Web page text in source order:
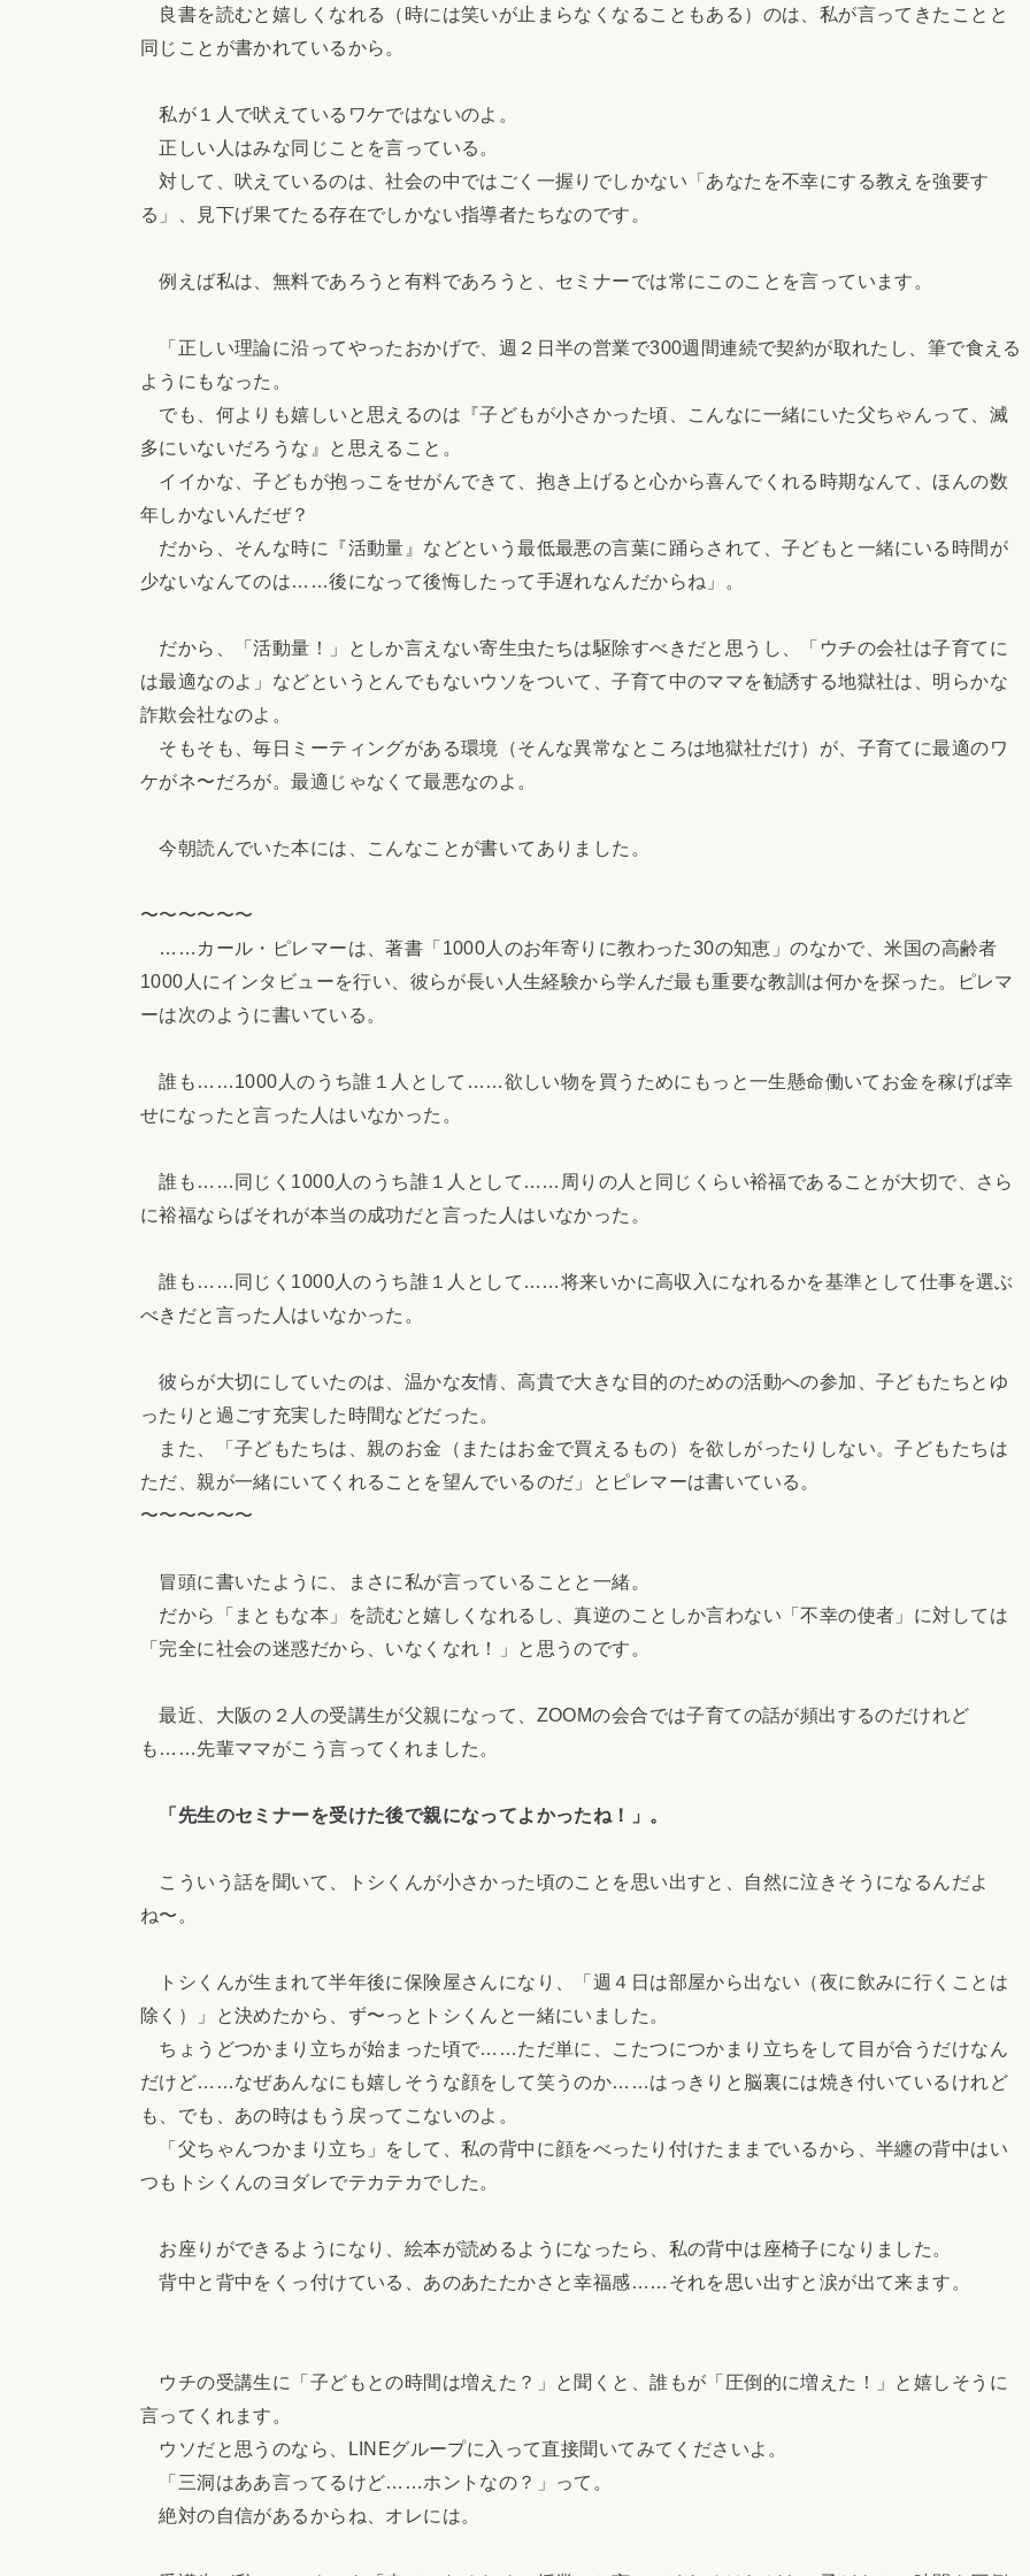
良書を読むと嬉しくなれる（時には笑いが止まらなくなることもある）のは、私が言ってきたことと
同じことが書かれているから。
私が１人で吠えているワケではないのよ。
正しい人はみな同じことを言っている。
対して、吠えているのは、社会の中ではごく一握りでしかない「あなたを不幸にする教えを強要す
る」、見下げ果てたる存在でしかない指導者たちなのです。
例えば私は、無料であろうと有料であろうと、セミナーでは常にこのことを言っています。
「正しい理論に沿ってやったおかげで、週２日半の営業で300週間連続で契約が取れたし、筆で食える
ようにもなった。
でも、何よりも嬉しいと思えるのは『子どもが小さかった頃、こんなに一緒にいた父ちゃんって、滅
多にいないだろうな』と思えること。
イイかな、子どもが抱っこをせがんできて、抱き上げると心から喜んでくれる時期なんて、ほんの数
年しかないんだぜ？
だから、そんな時に『活動量』などという最低最悪の言葉に踊らされて、子どもと一緒にいる時間が
少ないなんてのは……後になって後悔したって手遅れなんだからね」。
だから、「活動量！」としか言えない寄生虫たちは駆除すべきだと思うし、「ウチの会社は子育てに
は最適なのよ」などというとんでもないウソをついて、子育て中のママを勧誘する地獄社は、明らかな
詐欺会社なのよ。
そもそも、毎日ミーティングがある環境（そんな異常なところは地獄社だけ）が、子育てに最適のワ
ケがネ〜だろが。最適じゃなくて最悪なのよ。
今朝読んでいた本には、こんなことが書いてありました。
〜〜〜〜〜〜
……カール・ピレマーは、著書「1000人のお年寄りに教わった30の知恵」のなかで、米国の高齢者
1000人にインタビューを行い、彼らが長い人生経験から学んだ最も重要な教訓は何かを探った。ピレマ
ーは次のように書いている。
誰も……1000人のうち誰１人として……欲しい物を買うためにもっと一生懸命働いてお金を稼げば幸
せになったと言った人はいなかった。
誰も……同じく1000人のうち誰１人として……周りの人と同じくらい裕福であることが大切で、さら
に裕福ならばそれが本当の成功だと言った人はいなかった。
誰も……同じく1000人のうち誰１人として……将来いかに高収入になれるかを基準として仕事を選ぶ
べきだと言った人はいなかった。
彼らが大切にしていたのは、温かな友情、高貴で大きな目的のための活動への参加、子どもたちとゆ
ったりと過ごす充実した時間などだった。
また、「子どもたちは、親のお金（またはお金で買えるもの）を欲しがったりしない。子どもたちは
ただ、親が一緒にいてくれることを望んでいるのだ」とピレマーは書いている。
〜〜〜〜〜〜
冒頭に書いたように、まさに私が言っていることと一緒。
だから「まともな本」を読むと嬉しくなれるし、真逆のことしか言わない「不幸の使者」に対しては
「完全に社会の迷惑だから、いなくなれ！」と思うのです。
最近、大阪の２人の受講生が父親になって、ZOOMの会合では子育ての話が頻出するのだけれど
も……先輩ママがこう言ってくれました。
「先生のセミナーを受けた後で親になってよかったね！」。
こういう話を聞いて、トシくんが小さかった頃のことを思い出すと、自然に泣きそうになるんだよ
ね〜。
トシくんが生まれて半年後に保険屋さんになり、「週４日は部屋から出ない（夜に飲みに行くことは
除く）」と決めたから、ず〜っとトシくんと一緒にいました。
ちょうどつかまり立ちが始まった頃で……ただ単に、こたつにつかまり立ちをして目が合うだけなん
だけど……なぜあんなにも嬉しそうな顔をして笑うのか……はっきりと脳裏には焼き付いているけれど
も、でも、あの時はもう戻ってこないのよ。
「父ちゃんつかまり立ち」をして、私の背中に顔をべったり付けたままでいるから、半纏の背中はい
つもトシくんのヨダレでテカテカでした。
お座りができるようになり、絵本が読めるようになったら、私の背中は座椅子になりました。
背中と背中をくっ付けている、あのあたたかさと幸福感……それを思い出すと涙が出て来ます。
ウチの受講生に「子どもとの時間は増えた？」と聞くと、誰もが「圧倒的に増えた！」と嬉しそうに
言ってくれます。
ウソだと思うのなら、LINEグループに入って直接聞いてみてくださいよ。
「三洞はああ言ってるけど……ホントなの？」って。
絶対の自信があるからね、オレには。